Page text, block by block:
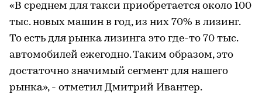
«В среднем для такси приобретается около 100
тыс. новых машин в год, из них 70% в лизинг.
То есть для рынка лизинга это где-то 70 тыс.
автомобилей ежегодно. Таким образом, это
достаточно значимый сегмент для нашего
рынка», - отметил Дмитрий Ивантер.